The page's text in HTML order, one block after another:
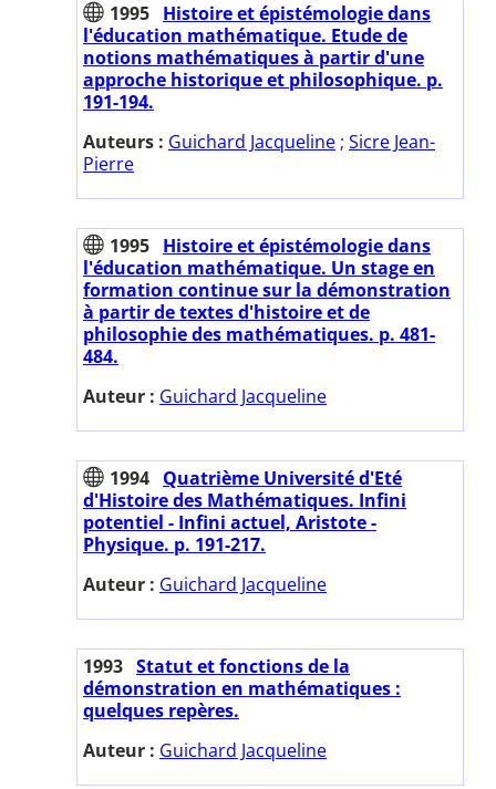
1995 Histoire et épistémologie dans
l'éducation mathématique. Etude de
notions mathématiques à partir d'une
approche historique et philosophique. p.
191-194.
Auteurs : Guichard Jacqueline ; Sicre Jean-
Pierre
1995 Histoire et épistémologie dans
l'éducation mathématique. Un stage en
formation continue sur la démonstration
à partir de textes d'histoire et de
philosophie des mathématiques. p. 481-
484.
Auteur : Guichard Jacqueline
1994 Quatrième Université d'Eté
d'Histoire des Mathématiques. Infini
potentiel - Infini actuel, Aristote -
Physique. p. 191-217.
Auteur : Guichard Jacqueline
1993 Statut et fonctions de la
démonstration en mathématiques :
quelques repères.
Auteur : Guichard Jacqueline